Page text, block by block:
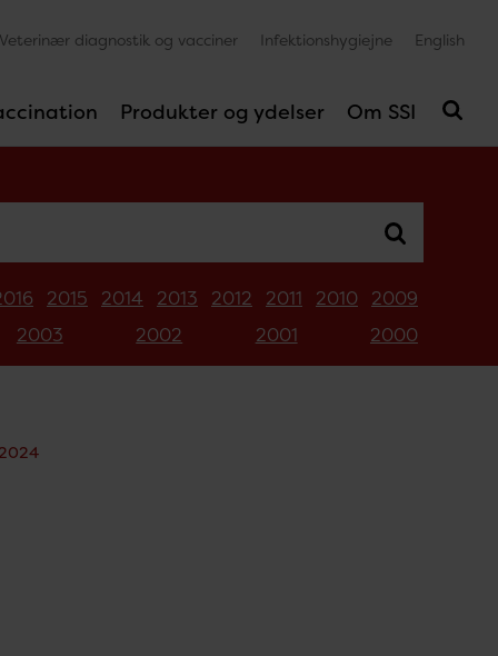
Produkter og ydelser Om SSI
Veterinær diagnostik og vacciner Infektionshygiejne English
2015 2014 2013 2012 2011 2010
2009
2003
2002 2001 2000